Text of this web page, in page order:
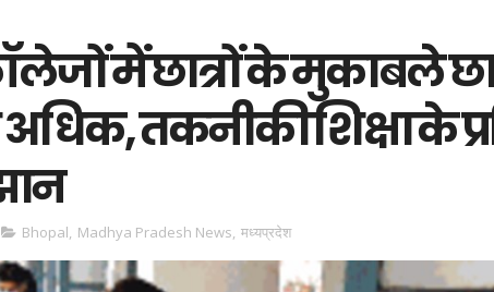
में छात्रों के मुकाबले
अधिक, तकनीकी शिक्षा के
Bhopal, Madhya Pradesh News, मध्यप्रदेश